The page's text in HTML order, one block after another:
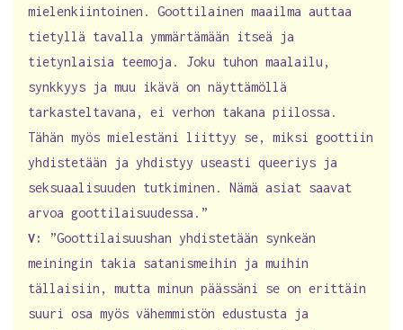
mielenkiintoinen. Goottilainen maailma auttaa
tietyllä tavalla ymmärtämään itseä ja
tietynlaisia teemoja. Joku tuhon maalailu,
synkkyys ja muu ikävä on näyttämöllä
tarkasteltavana, ei verhon takana piilossa.
Tähän myös mielestäni liittyy se, miksi goottiin
yhdistetään ja yhdistyy useasti queeriys ja
seksuaalisuuden tutkiminen. Nämä asiat saavat
arvoa goottilaisuudessa.”
V:
”Goottilaisuushan yhdistetään synkeän
meiningin takia satanismeihin ja muihin
tällaisiin, mutta minun päässäni se on erittäin
suuri osa myös vähemmistön edustusta ja